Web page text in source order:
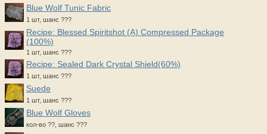
Blue Wolf Tunic Fabric
1 шт, шанс ???
Recipe: Blessed Spiritshot (A) Compressed Package
(100%)
1 шт, шанс ???
Recipe: Sealed Dark Crystal Shield(60%)
1 шт, шанс ???
Suede
1 шт, шанс ???
Blue Wolf Gloves
кол-во ??, шанс ???